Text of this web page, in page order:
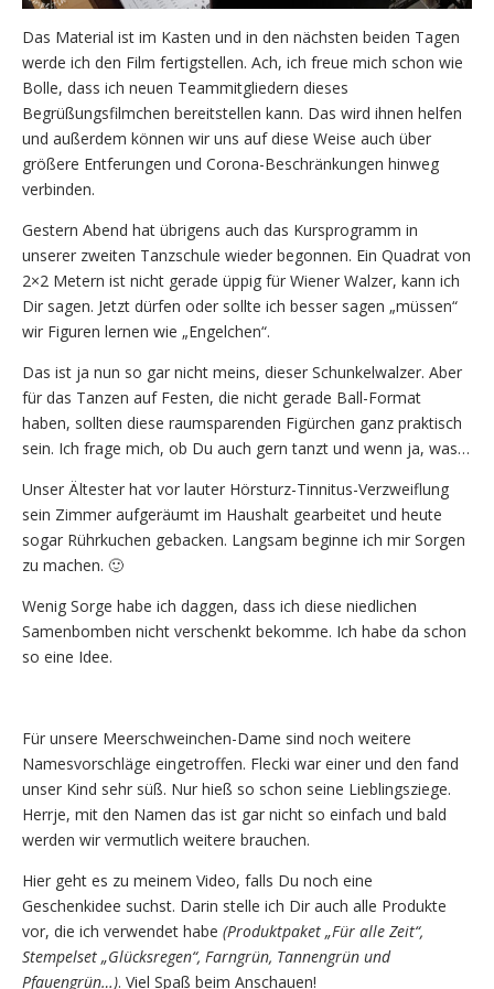
Das Material ist im Kasten und in den nächsten beiden Tagen
werde ich den Film fertigstellen. Ach, ich freue mich schon wie
Bolle, dass ich neuen Teammitgliedern dieses
Begrüßungsfilmchen bereitstellen kann. Das wird ihnen helfen
und außerdem können wir uns auf diese Weise auch über
größere Entferungen und Corona-Beschränkungen hinweg
verbinden.
Gestern Abend hat übrigens auch das Kursprogramm in
unserer zweiten Tanzschule wieder begonnen. Ein Quadrat von
2×2 Metern ist nicht gerade üppig für Wiener Walzer, kann ich
Dir sagen. Jetzt dürfen oder sollte ich besser sagen „müssen“
wir Figuren lernen wie „Engelchen“.
Das ist ja nun so gar nicht meins, dieser Schunkelwalzer. Aber
für das Tanzen auf Festen, die nicht gerade Ball-Format
haben, sollten diese raumsparenden Figürchen ganz praktisch
sein. Ich frage mich, ob Du auch gern tanzt und wenn ja, was…
Unser Ältester hat vor lauter Hörsturz-Tinnitus-Verzweiflung
sein Zimmer aufgeräumt im Haushalt gearbeitet und heute
sogar Rührkuchen gebacken. Langsam beginne ich mir Sorgen
zu machen. 🙂
Wenig Sorge habe ich daggen, dass ich diese niedlichen
Samenbomben nicht verschenkt bekomme. Ich habe da schon
so eine Idee.
Für unsere Meerschweinchen-Dame sind noch weitere
Namesvorschläge eingetroffen. Flecki war einer und den fand
unser Kind sehr süß. Nur hieß so schon seine Lieblingsziege.
Herrje, mit den Namen das ist gar nicht so einfach und bald
werden wir vermutlich weitere brauchen.
Hier geht es zu meinem Video, falls Du noch eine
Geschenkidee suchst. Darin stelle ich Dir auch alle Produkte
vor, die ich verwendet habe (Produktpaket „Für alle Zeit“,
Stempelset „Glücksregen“, Farngrün, Tannengrün und
Pfauengrün…). Viel Spaß beim Anschauen!